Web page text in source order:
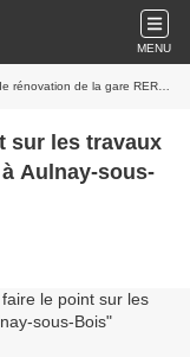
MENU
la gare RER B à Aulnay-sous-Bois
sur les travaux
Aulnay-sous-